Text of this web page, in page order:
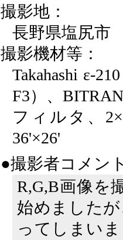
撮影地：
長野県塩尻市
撮影機材等：
Takahashi ε-
F3）、
フィルタ、
36'×26'
●撮影者コメン
R,G,B画像を
始めました
ってしまい